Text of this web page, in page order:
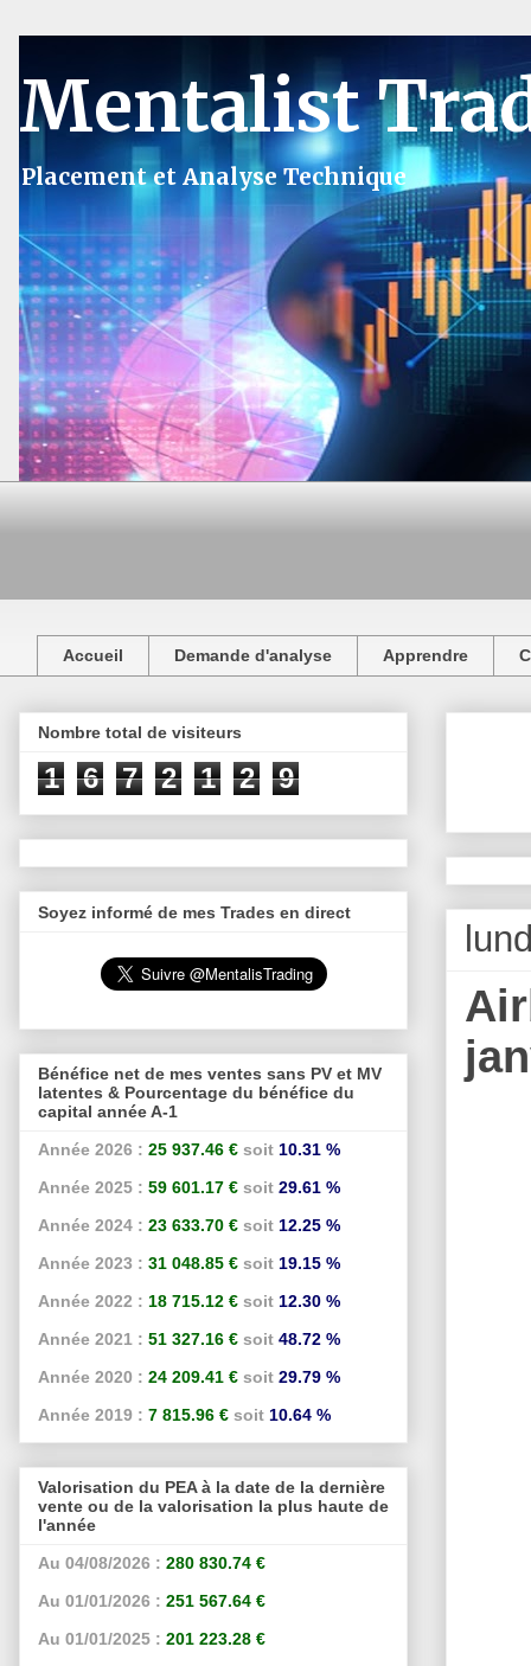
Mentalist
Placement et Analyse Technique
Accueil Demande d'analyse Apprendre
Nombre total de visiteurs
1 6 7 2 1 2 9
Soyez informé de mes Trades en direct
Bénéfice net de mes ventes sans PV et MV
latentes & Pourcentage du bénéfice du
capital année A-1
Année 2026 : 25 937.46 € soit 10.31 %
Année 2025 : 59 601.17 € soit 29.61 %
Année 2024 : 23 633.70 € soit 12.25 %
Année 2023 : 31 048.85 € soit 19.15 %
Année 2022 : 18 715.12 € soit 12.30 %
Année 2021 : 51 327.16 € soit 48.72 %
Année 2020 : 24 209.41 € soit 29.79 %
Année 2019 : 7 815.96 € soit 10.64 %
Valorisation du PEA à la date de la dernière
vente ou de la valorisation la plus haute de
l'année
Au 04/08/2026 : 280 830.74 €
Au 01/01/2026 : 251 567.64 €
Au 01/01/2025 : 201 223.28 €